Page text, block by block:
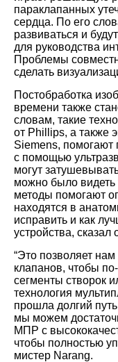
параклапанных
сердца. По его
развиваться и
для руководства
Проблемы
сделать
Постобработка
времени также
словам, такие
от Phillips, а также
Siemens, помогают
с помощью
могут
можно было
методы помогают
находятся в
исправить и как
устройства, сказал
“Это позволяет
клапанов, чтобы
сегменты створок
технология
прошла долгий
мы можем
МПР с
чтобы полностью
мистер Narang.